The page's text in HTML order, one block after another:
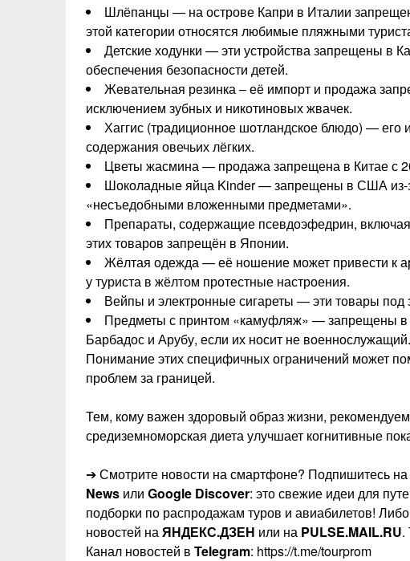
Шлёпанцы — на острове Капри в Италии
этой категории относятся любимые пляжными
Детские ходунки — эти устройства запрещены в
обеспечения безопасности детей.
Жевательная резинка – её импорт и продажа
исключением зубных и никотиновых жвачек.
Хаггис (традиционное шотландское блюдо) —
содержания овечьих лёгких.
Цветы жасмина — продажа запрещена в Китае с
Шоколадные яйца Kinder — запрещены в США из-
«несъедобными вложенными предметами».
Препараты, содержащие псевдоэфедрин,
этих товаров запрещён в Японии.
Жёлтая одежда — её ношение может привести к
у туриста в жёлтом протестные настроения.
Вейпы и электронные сигареты — эти товары под
Предметы с принтом «камуфляж» — запрещены в
Барбадос и Арубу, если их носит не военнослужащий.
Понимание этих специфичных ограничений может
проблем за границей.
Тем, кому важен здоровый образ жизни,
средиземноморская диета улучшает когнитивные
➔ Смотрите новости на смартфоне? Подпишитесь на
News или Google Discover: это свежие идеи для
подборки по распродажам туров и авиабилетов!
новостей наЯНДЕКС.ДЗЕН или на PULSE.MAIL.RU.
Канал новостей в Telegram: https://t.me/tourprom